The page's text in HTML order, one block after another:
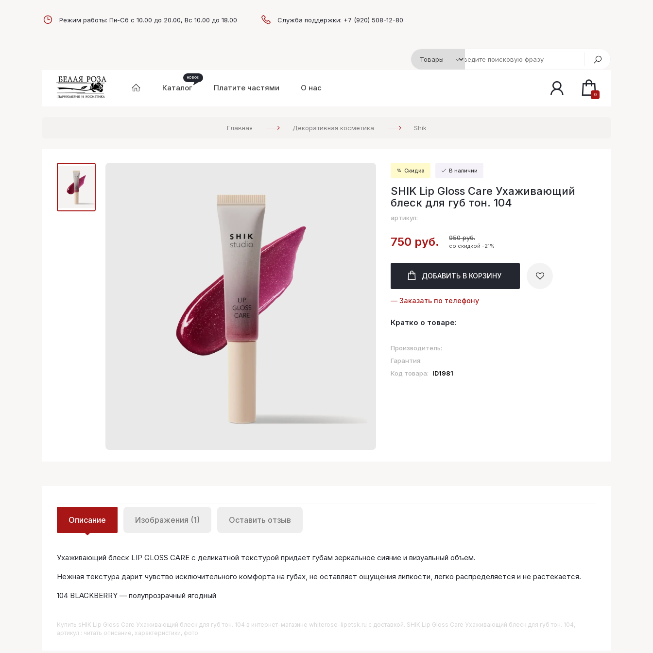
Режим работы: Пн-Сб с 10.00 до 20.00, Вс 10.00 до 18.00 Служба поддержки: +7 (920) 508-12-80
Каталог Платите частями О нас
0
Главная Декоративная косметика Shik
Скидка В наличии
SHIK Lip Gloss Care Ухаживающий
блеск для губ тон. 104
артикул:
750 руб. 950 руб.
со скидкой -21%
ДОБАВИТЬ В КОРЗИНУ
— Заказать по телефону
Кратко о товаре:
Производитель:
Гарантия:
Код товара:
ID1981
Описание Изображения (1) Оставить отзыв
Ухаживающий блеск LIP GLOSS CARE с деликатной текстурой придает губам зеркальное сияние и визуальный объем.
Нежная текстура дарит чувство исключительного комфорта на губах, не оставляет ощущения липкости, легко распределяется и не растекается.
104 BLACKBERRY — полупрозрачный ягодный
Купить SHIK Lip Gloss Care Ухаживающий блеск для губ тон. 104 в интернет-магазине whiterose-lipetsk.ru с доставкой. SHIK Lip Gloss Care Ухаживающий блеск для губ тон. 104,
артикул : читать описание, характеристики, фото